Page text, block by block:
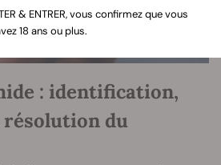
: identification,
du
& ENTRER, vous confirmez que vous
18 ans ou plus.